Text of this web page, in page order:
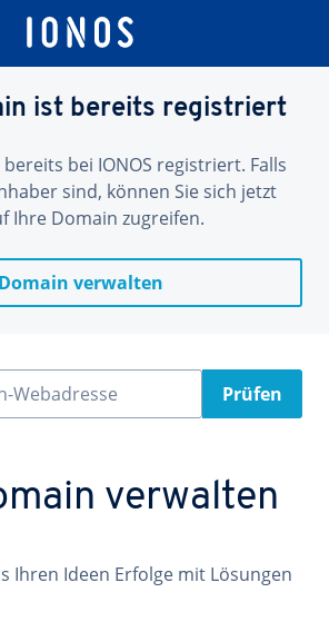
ist bereits registriert
bei IONOS registriert. Falls
sind, können Sie sich jetzt
Ihre Domain zugreifen.
Domain verwalten
Webadresse Prüfen
verwalten
Ihren Ideen Erfolge mit Lösungen